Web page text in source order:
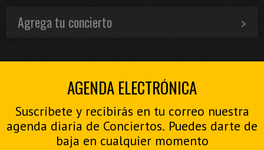
Agrega tu concierto
AGENDA ELECTRÓNICA
Suscríbete y recibirás en tu correo nuestra
agenda diaria de Conciertos. Puedes darte de
baja en cualquier momento